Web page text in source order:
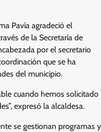
Pavía agradeció el
de la Secretaría de
por el secretario
que se ha
del municipio.
cuando hemos solicitado
expresó la alcaldesa.
se gestionan programas y